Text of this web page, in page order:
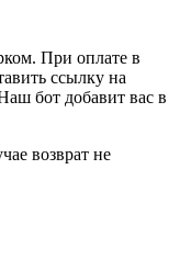
При оплате в
ссылку на
бот добавит вас в
возврат не